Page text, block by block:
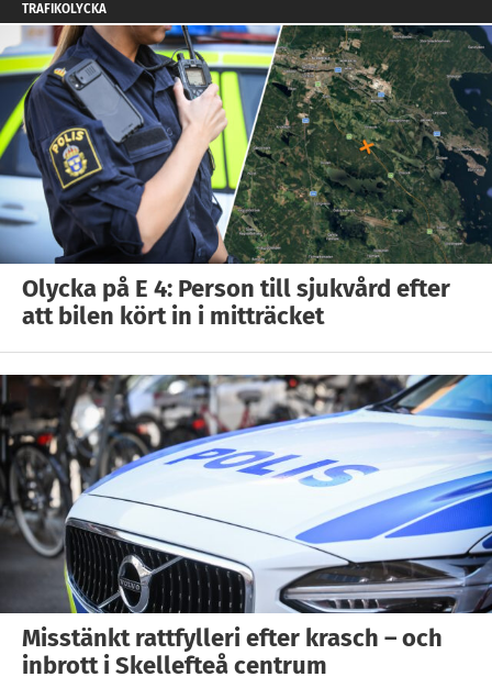
TRAFIKOLYCKA
Olycka på E 4: Person till sjukvård efter
att bilen kört in i mitträcket
Misstänkt rattfylleri efter krasch – och
inbrott i Skellefteå centrum